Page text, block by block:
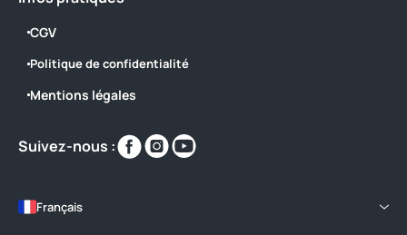
CGV
Politique de confidentialité
Mentions légales
Suivez-nous :
Retrouvez-
nous
https://www.facebook.com/labastiane/
Retrouvez-
nous
https://www.instagram.com/
https://www.youtube.com/
Français